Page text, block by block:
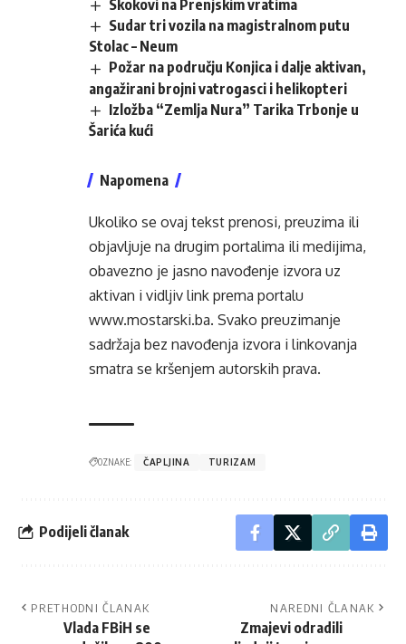
Skokovi na Prenjskim vratima
Sudar tri vozila na magistralnom putu
Stolac – Neum
Požar na području Konjica i dalje aktivan,
angažirani brojni vatrogasci i helikopteri
Izložba “Zemlja Nura” Tarika Trbonje u
Šarića kući
Napomena
Ukoliko se ovaj tekst prenosi, preuzima ili
objavljuje na drugim portalima ili medijima,
obavezno je jasno navođenje izvora uz
aktivan i vidljiv link prema portalu
www.mostarski.ba. Svako preuzimanje
sadržaja bez navođenja izvora i linkovanja
smatra se kršenjem autorskih prava.
OZNAKE: ČAPLJINA TURIZAM
Podijeli članak
PRETHODNI ČLANAK
Vlada FBiH se
NAREDNI ČLANAK
Zmajevi odradili